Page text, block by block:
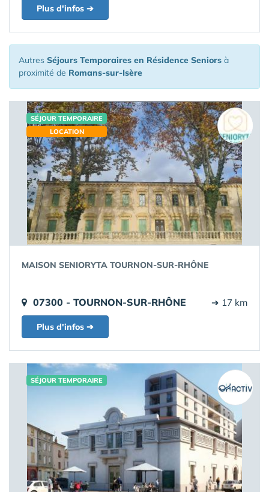
Plus d'infos ➔
Autres Séjours Temporaires en Résidence Seniors à
proximité de Romans-sur-Isère
SÉJOUR TEMPORAIRE
LOCATION
MAISON SENIORYTA TOURNON-SUR-RHÔNE
07300 - TOURNON-SUR-RHÔNE ➔ 17 km
Plus d'infos ➔
SÉJOUR TEMPORAIRE